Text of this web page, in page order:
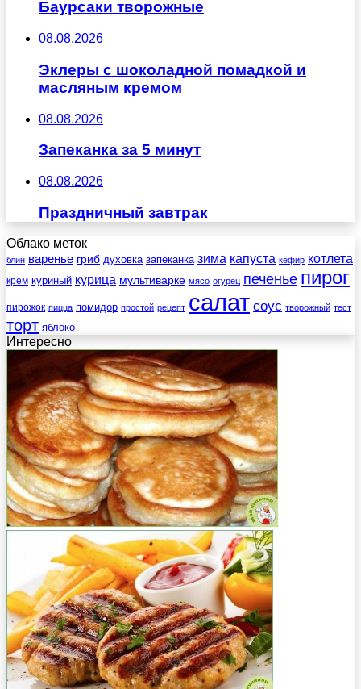
Баурсаки творожные
08.08.2026
Эклеры с шоколадной помадкой и
масляным кремом
08.08.2026
Запеканка за 5 минут
08.08.2026
Праздничный завтрак
Облако меток
блин варенье гриб духовка запеканка зима капуста кефир котлета
крем куриный курица мультиварке мясо огурец печенье пирог
пирожок пицца помидор простой рецепт салат соус творожный тест
торт яблоко
Интересно